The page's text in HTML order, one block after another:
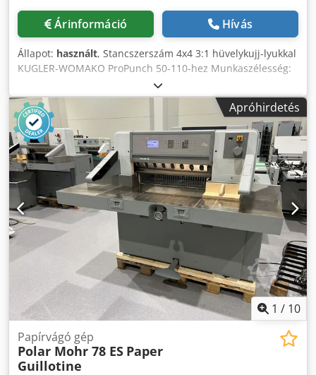
Árinformáció Hívás
Állapot: használt, Stancszerszám 4x4 3:1 hüvelykujj-lyukkal
KUGLER-WOMAKO ProPunch 50-110-hez Munkaszélesség:
550 mm Djdpfx Acsx Rdc Rewsck Hüvelykujj lyuk átmérő: 20
mm Online videós bemutató WhatsAppon, MS Zoom-on
vagy Telegramon keresztül Készleten
Emskirchen/Nürnberg – Azonnal elérhető – Tesztelhető
Apróhirdetés
1 / 10
Papírvágó gép
Polar Mohr 78 ES Paper
Guillotine